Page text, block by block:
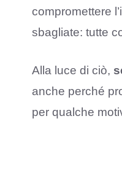
compromettere
sbagliate: tutte
Alla luce di ciò,
anche perché
per qualche